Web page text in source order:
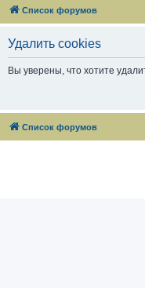
Список форумов
Удалить cookies
Вы уверены, что хотите
Список форумов